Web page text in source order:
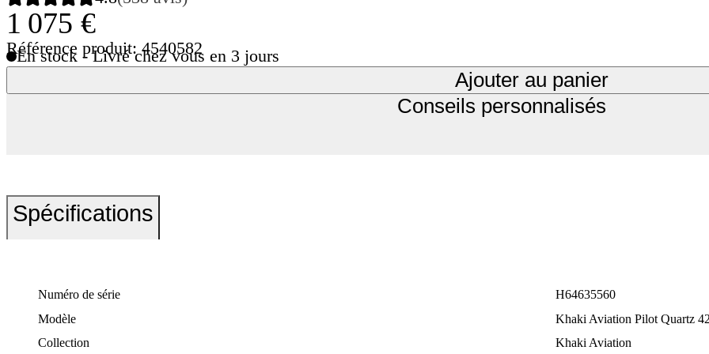
1 075 €
Référence produit: 4540582
En stock - Livré chez vous en 3 jours
Ajouter au panier
Conseils personnalisés
Spécifications
Numéro de série
H64635560
Modèle
Khaki Aviation Pilot Quartz
Collection
Khaki Aviation